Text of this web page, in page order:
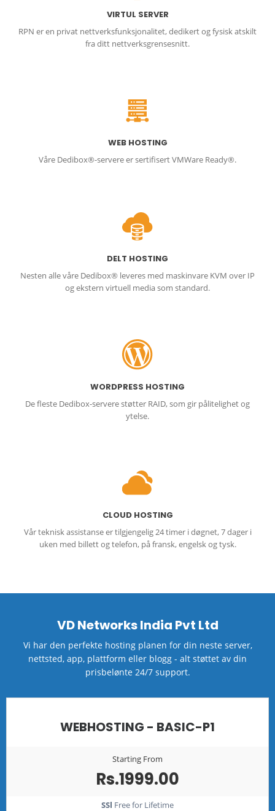
VIRTUL SERVER
RPN er en privat nettverksfunksjonalitet, dedikert og fysisk atskilt
fra ditt nettverksgrensesnitt.
WEB HOSTING
Våre Dedibox®-servere er sertifisert VMWare Ready®.
DELT HOSTING
Nesten alle våre Dedibox® leveres med maskinvare KVM over IP
og ekstern virtuell media som standard.
WORDPRESS HOSTING
De fleste Dedibox-servere støtter RAID, som gir pålitelighet og
ytelse.
CLOUD HOSTING
Vår teknisk assistanse er tilgjengelig 24 timer i døgnet, 7 dager i
uken med billett og telefon, på fransk, engelsk og tysk.
VD Networks India Pvt Ltd
Vi har den perfekte hosting planen for din neste server,
nettsted, app, plattform eller blogg - alt støttet av din
prisbelønte 24/7 support.
WEBHOSTING - BASIC-P1
Starting From
Rs.1999.00
SSl Free for Lifetime